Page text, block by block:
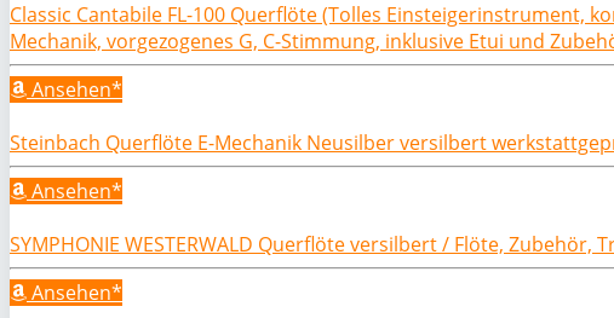
Classic Cantabile FL-100 Querflöte (Tolles Einsteigerinstrument,
Mechanik, vorgezogenes G, C-Stimmung, inklusive Etui und
Ansehen*
Steinbach Querflöte E-Mechanik Neusilber versilbert
Ansehen*
SYMPHONIE WESTERWALD Querflöte versilbert / Flöte, Zubehör,
Ansehen*